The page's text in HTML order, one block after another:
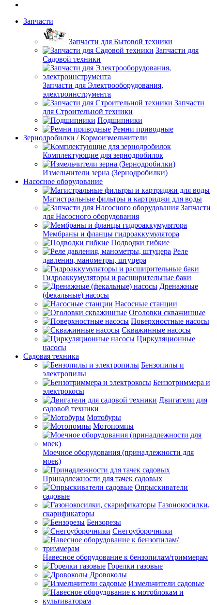
Запчасти
Запчасти для Бытовой техники
Запчасти для
Садовой техники
Запчасти для Электрооборудования,
электроинструмента
Запчасти
для Строительной техники
Подшипники
Ремни приводные
Зернодробилки / Кормоизмельчители
Комплектующие для зернодробилок
Измельчители зерна (Зернодробилки)
Насосное оборудование
Магистральные фильтры и картриджи для воды
Запчасти
для Насосного оборудования
Мембраны и фланцы гидроаккумулятора
Подводки гибкие
Реле
давления, манометры, штуцера
Гидроаккумуляторы и расширительные баки
Дренажные
(фекальные) насосы
Насосные станции
Оголовки скважинные
Поверхностные насосы
Скважинные насосы
Циркуляционные
насосы
Садовая техника
Бензопилы и
электропилы
Бензотриммера и
электрокосы
Двигатели для
садовой техники
Мотобуры
Мотопомпы
Моечное оборудования (принадлежности для
моек)
Принадлежности для тачек садовых
Опрыскиватели
садовые
Газонокосилки,
скарификаторы
Бензорезы
Снегоуборочники
Навесное оборудование к бензопилам/триммерам
Горелки газовые
Дровоколы
Измельчители садовые